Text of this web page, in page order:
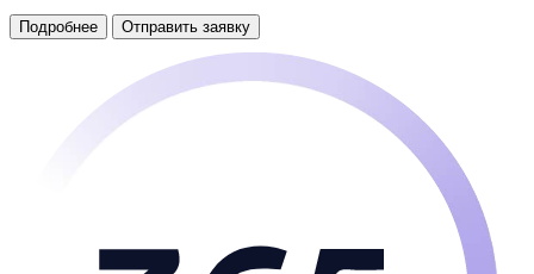
Подробнее Отправить заявку